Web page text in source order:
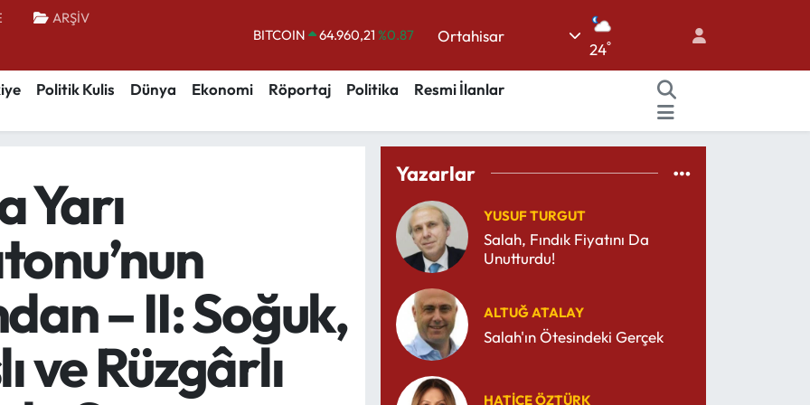
ARŞİV
BITCOIN 64.960,21 %0.87
DOLAR
47,7436%0.18
EURO
55,2510 %0.32
STERLİN
64,4811%0.38
%2.59
Ortahisar
24°
Politik Kulis Dünya Ekonomi Röportaj Politika
Resmi İlanlar
Yarı
– II: Soğuk,
ve Rüzgârlı
Yazarlar
YUSUF TURGUT
Salah, Fındık Fiyatını Da
Unutturdu!
ALTUĞ ATALAY
Salah'ın Ötesindeki Gerçek
HATICE ÖZTÜRK